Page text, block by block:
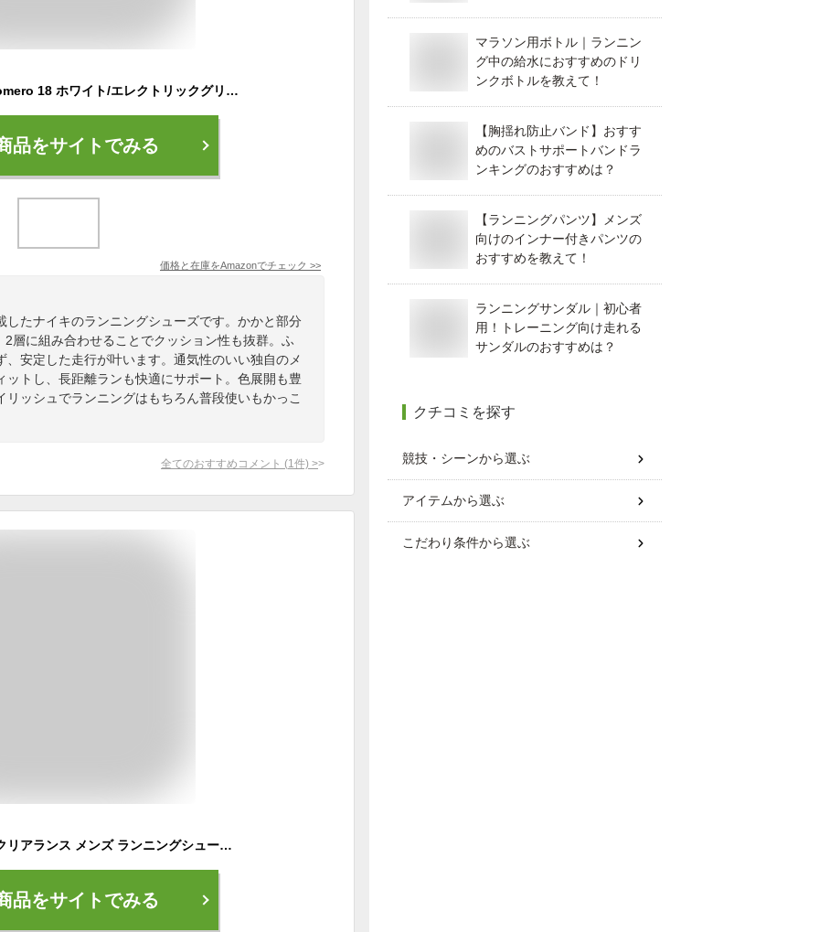
[ナイキ] ボメロ 18 Vomero 18 ホワイト/エレクトリックグリーン/ボルト/ブラック HM6803-100 27.0cm
品をサイトでみる
価格と在庫をAmazonでチェック >>
したナイキのランニングシューズです。かかと部分
層に組み合わせることでクッション性も抜群。ふ
安定した走行が叶います。通気性のいい独自のメ
ットし、長距離ランも快適にサポート。色展開も豊
ッシュでランニングはもちろん普段使いもかっこ
全てのおすすめコメント (1 件) >
☆アンダーアーマー クリアランス メンズ ランニングシューズ スニーカー 靴 ランシュー UA インフィニット エリート HOVR ホバー プラス 持久力 フィット感 クッション性 快適性 弾力性 耐久性 D相当 ランニング マラソン ジョギング UNDER ARMOUR 3027189
品をサイトでみる
マラソン用ボトル｜ランニン
グ中の給水におすすめのドリ
ンクボトルを教えて！
【胸揺れ防止バンド】おすす
めのバストサポートバンドラ
ンキングのおすすめは？
【ランニングパンツ】メンズ
向けのインナー付きパンツの
おすすめを教えて！
ランニングサンダル｜初心者
用！トレーニング向け走れる
サンダルのおすすめは？
クチコミを探す
競技・シーンから選ぶ
アイテムから選ぶ
こだわり条件から選ぶ